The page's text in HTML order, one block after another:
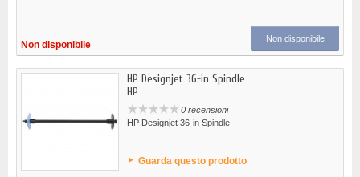
Non disponibile
Non disponibile
HP Designjet 36-in Spindle
HP
0 recensioni
HP Designjet 36-in Spindle
Guarda questo prodotto